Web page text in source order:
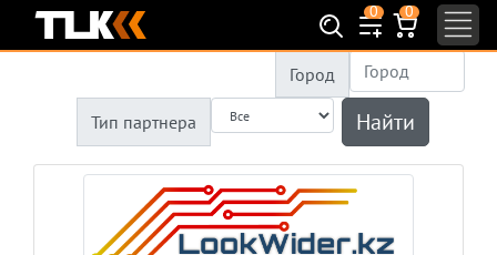
0 0
Город
Тип партнера Найти